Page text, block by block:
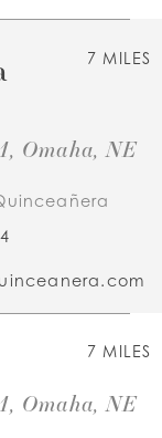
7 MILES
Omaha, NE
7 MILES
Omaha, NE